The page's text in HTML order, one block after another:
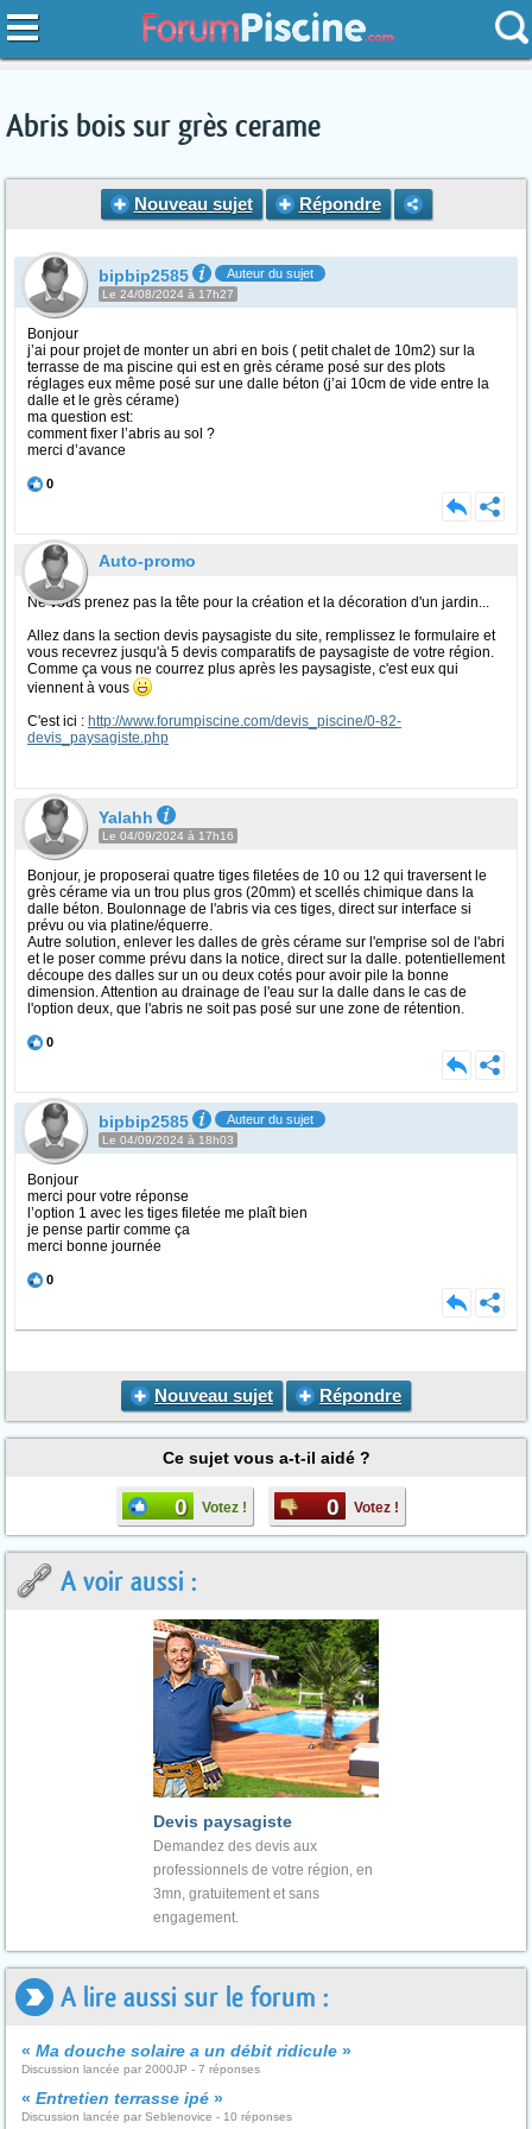
Abris bois sur grès cerame
Nouveau sujet Répondre
bipbip2585 Auteur du sujet
Le 24/08/2024 à 17h27
Bonjour
j’ai pour projet de monter un abri en bois ( petit chalet de 10m2) sur la
terrasse de ma piscine qui est en grès cérame posé sur des plots
réglages eux même posé sur une dalle béton (j’ai 10cm de vide entre la
dalle et le grès cérame)
ma question est:
comment fixer l’abris au sol ?
merci d’avance
0
Auto-promo
Ne vous prenez pas la tête pour la création et la décoration d'un jardin...
Allez dans la section devis paysagiste du site, remplissez le formulaire et
vous recevrez jusqu'à 5 devis comparatifs de paysagiste de votre région.
Comme ça vous ne courrez plus après les paysagiste, c'est eux qui
viennent à vous
C'est ici : http://www.forumpiscine.com/devis_piscine/0-82-
devis_paysagiste.php
Yalahh
Le 04/09/2024 à 17h16
Bonjour, je proposerai quatre tiges filetées de 10 ou 12 qui traversent le
grès cérame via un trou plus gros (20mm) et scellés chimique dans la
dalle béton. Boulonnage de l'abris via ces tiges, direct sur interface si
prévu ou via platine/équerre.
Autre solution, enlever les dalles de grès cérame sur l'emprise sol de l'abri
et le poser comme prévu dans la notice, direct sur la dalle. potentiellement
découpe des dalles sur un ou deux cotés pour avoir pile la bonne
dimension. Attention au drainage de l'eau sur la dalle dans le cas de
l'option deux, que l'abris ne soit pas posé sur une zone de rétention.
0
bipbip2585 Auteur du sujet
Le 04/09/2024 à 18h03
Bonjour
merci pour votre réponse
l’option 1 avec les tiges filetée me plaît bien
je pense partir comme ça
merci bonne journée
0
Nouveau sujet Répondre
Ce sujet vous a-t-il aidé ?
0 Votez ! 0 Votez !
A voir aussi :
Devis paysagiste
Demandez des devis aux
professionnels de votre région, en
3mn, gratuitement et sans
engagement.
A lire aussi sur le forum :
« Ma douche solaire a un débit ridicule »
Discussion lancée par 2000JP - 7 réponses
« Entretien terrasse ipé »
Discussion lancée par Seblenovice - 10 réponses